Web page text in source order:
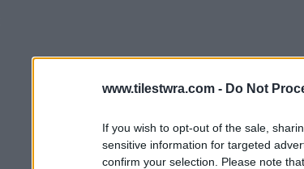
www.tilestwra.com - Do Not
If you wish to opt-out of the sale,
sensitive information for targeted
confirm your selection. Please note